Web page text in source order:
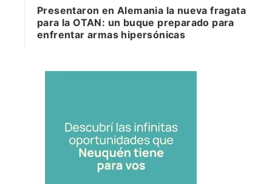
Presentaron en Alemania la nueva fragata
para la OTAN: un buque preparado para
enfrentar armas hipersónicas